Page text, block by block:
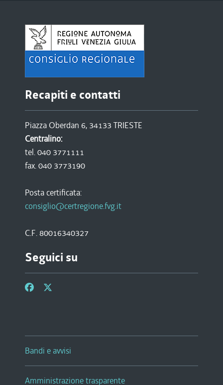
Recapiti e contatti
Piazza Oberdan 6, 34133 TRIESTE
Centralino:
tel. 040 3771111
fax. 040 3773190
Posta certificata:
consiglio@certregione.fvg.it
C.F. 80016340327
Seguici su
Bandi e avvisi
Amministrazione trasparente